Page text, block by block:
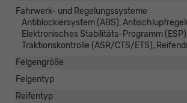
Fahrwerk- und Regelungssysteme
Antiblockiersystem (ABS),
Elektronisches Stabilitäts-Programm
Traktionskontrolle (ASR/CTS/ETS),
Felgengröße
Felgentyp
Reifentyp